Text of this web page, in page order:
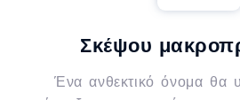
Σκέψου
Ένα ανθεκτικό όνομα θα